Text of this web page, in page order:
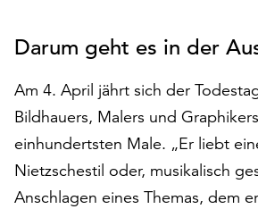
genutzt
Klicken
Sie
auf
„Alle
akzeptieren“,
Darum geht es in der
Am 4. April jährt sich der
Bildhauers, Malers und
einhundertsten Male. „Er liebt
Nietzschestil oder, musikalisch
Anschlagen eines Themas, dem